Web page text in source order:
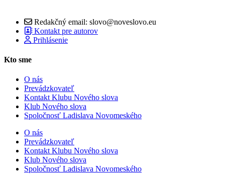
Redakčný email: slovo@noveslovo.eu
Kontakt pre autorov
Prihlásenie
Kto sme
O nás
Prevádzkovateľ
Kontakt Klubu Nového slova
Klub Nového slova
Spoločnosť Ladislava Novomeského
O nás
Prevádzkovateľ
Kontakt Klubu Nového slova
Klub Nového slova
Spoločnosť Ladislava Novomeského